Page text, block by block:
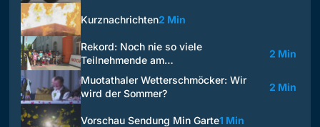
Kurznachrichten2 Min
Rekord: Noch nie so viele
Teilnehmende am…
2 Min
Muotathaler Wetterschmöcker: Wir
wird der Sommer?
2 Min
Vorschau Sendung Min Garte1 Min